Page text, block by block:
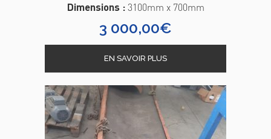
Dimensions :3100mm x 700mm
3 000,00€
EN SAVOIR PLUS